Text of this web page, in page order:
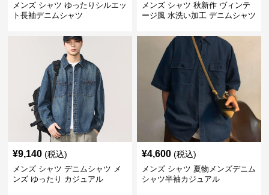
メンズ シャツ ゆったりシルエッ
ト長袖デニムシャツ
メンズ シャツ 秋新作 ヴィンテ
ージ風 水洗い加工 デニムシャツ
¥9,140 (税込)
メンズ シャツ デニムシャツ メ
ンズ ゆったり カジュアル
¥4,600 (税込)
メンズ シャツ 夏物メンズデニム
シャツ半袖カジュアル